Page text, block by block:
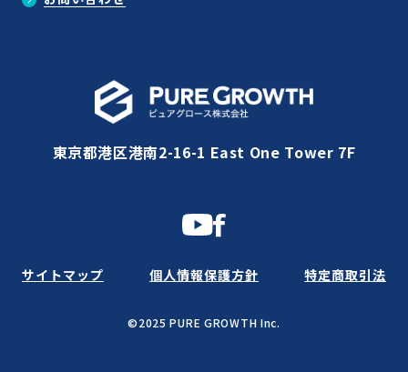
東京都港区港南2-16-1 East One Tower 7F
©2025 PURE GROWTH Inc.
サイトマップ 個人情報保護方針 特定商取引法